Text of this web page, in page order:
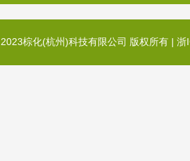
棕化(杭州)科技有限公司 版权所有 | 浙